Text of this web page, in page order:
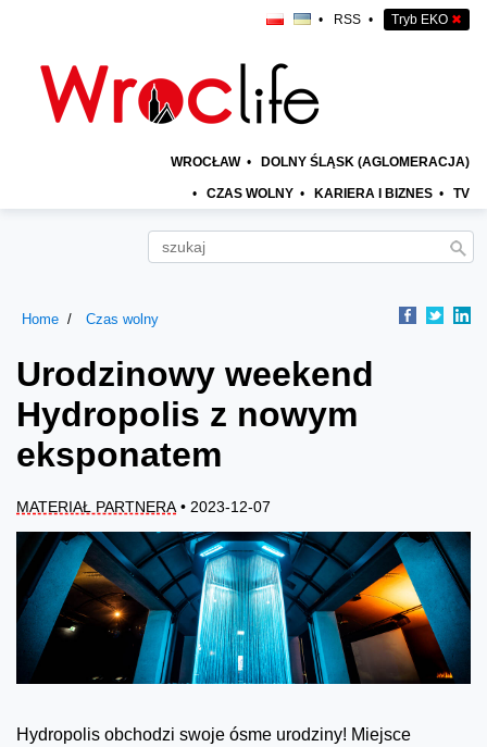
• RSS • Tryb EKO ✖
WROCŁAW • DOLNY ŚLĄSK (AGLOMERACJA)
• CZAS WOLNY • KARIERA I BIZNES • TV
Home Czas wolny
Urodzinowy weekend
Hydropolis z nowym
eksponatem
MATERIAŁ PARTNERA• 2023-12-07
Hydropolis obchodzi swoje ósme urodziny! Miejsce